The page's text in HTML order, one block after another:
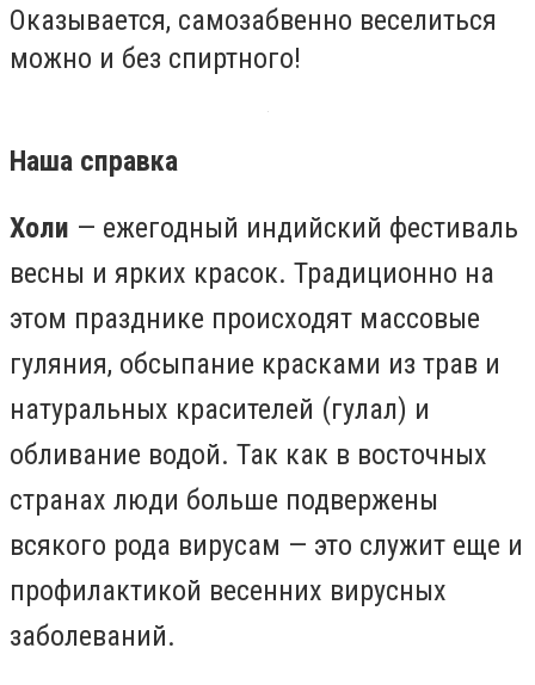
Оказывается, самозабвенно веселиться
можно и без спиртного!
Наша справка
Холи — ежегодный индийский фестиваль
весны и ярких красок. Традиционно на
этом празднике происходят массовые
гуляния, обсыпание красками из трав и
натуральных красителей (гулал) и
обливание водой. Так как в восточных
странах люди больше подвержены
всякого рода вирусам — это служит еще и
профилактикой весенних вирусных
заболеваний.